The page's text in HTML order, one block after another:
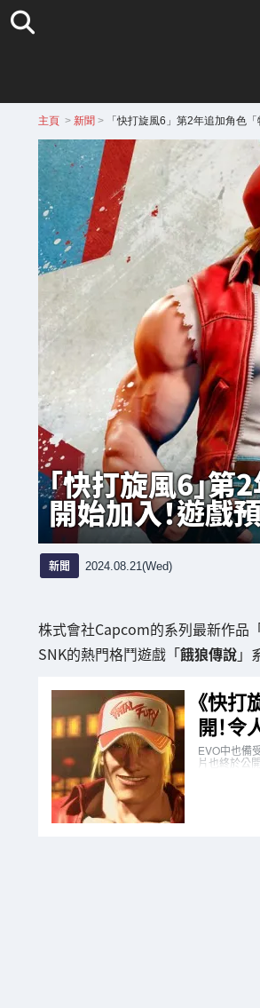
主頁 > 新聞 > 「快打旋風6」第2年追加角色
「快打旋風6」
開始加入！遊戲
新聞 2024.08.21(Wed)
株式會社Capcom的系列最新作品
SNK的熱門格鬥遊戲「餓狼傳說」